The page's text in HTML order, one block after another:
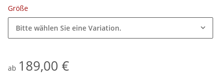
Größe
Bitte wählen Sie eine Variation.
ab 189,00 €